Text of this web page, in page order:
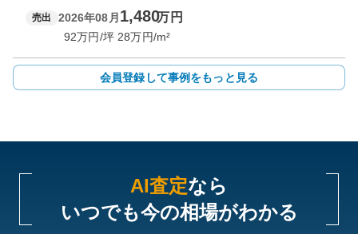
売出 2026年08月 1,480万円
92万円/坪 28万円/m²
会員登録して事例をもっと見る
AI査定なら
いつでも今の相場がわかる